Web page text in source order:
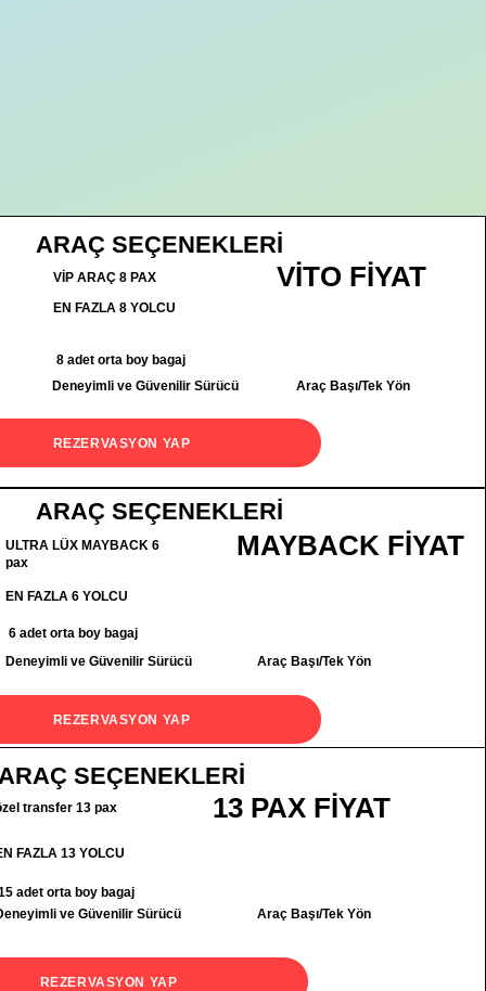
ARAÇ SEÇENEKLERİ
VİP ARAÇ 8 PAX VİTO FİYAT
EN FAZLA 8 YOLCU
8 adet orta boy bagaj
Deneyimli ve Güvenilir Sürücü
Araç Başı/Tek Yön
REZERVASYON YAP
ARAÇ SEÇENEKLERİ
ULTRA LÜX MAYBACK 6
pax
MAYBACK FİYAT
EN FAZLA 6 YOLCU
6 adet orta boy bagaj
Deneyimli ve Güvenilir Sürücü
Araç Başı/Tek Yön
REZERVASYON YAP
SEÇENEKLERİ
transfer 13 pax 13 PAX FİYAT
FAZLA 13 YOLCU
adet orta boy bagaj
ve Güvenilir Sürücü
Araç Başı/Tek Yön
REZERVASYON YAP